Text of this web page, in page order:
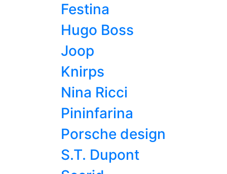
Festina
Hugo Boss
Joop
Knirps
Nina Ricci
Pininfarina
Porsche design
S.T. Dupont